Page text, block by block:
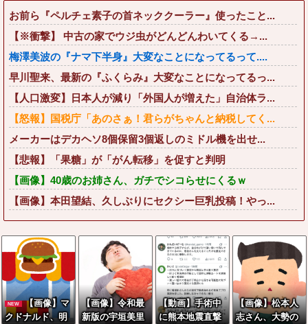
お前ら『ペルチェ素子の首ネッククーラー』使ったこと...
【※衝撃】 中古の家でウジ虫がどんどんわいてくる→...
梅澤美波の『ナマ下半身』大変なことになってるって....
早川聖来、最新の『ふくらみ』大変なことになってるっ...
【人口激変】日本人が減り「外国人が増えた」自治体ラ...
【怒報】国税庁「あのさぁ！君らがちゃんと納税してく...
メーカーはデカヘソ8個保留3個返しのミドル機を出せ...
【悲報】「果糖」が「がん転移」を促すと判明
【画像】40歳のお姉さん、ガチでシコらせにくるｗ
【画像】本田望結、久しぶりにセクシー巨乳投稿！やっ...
NEW
【画像】マ
クドナルド、明
【画像】令和最
新版の宇垣美里
【動画】手術中
に熊本地震直撃
【画像】松本人
志さん、大勢の